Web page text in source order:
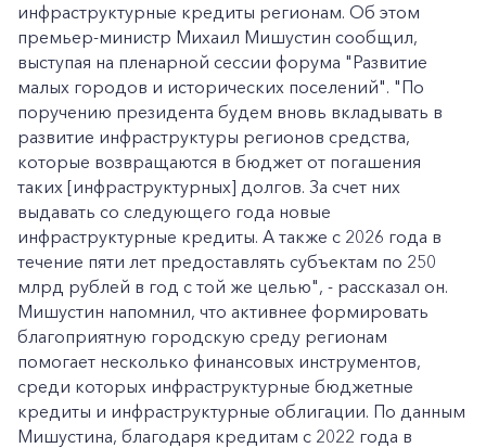
инфраструктурные кредиты регионам. Об этом
премьер-министр Михаил Мишустин сообщил,
выступая на пленарной сессии форума "Развитие
малых городов и исторических поселений". "По
поручению президента будем вновь вкладывать в
развитие инфраструктуры регионов средства,
которые возвращаются в бюджет от погашения
таких [инфраструктурных] долгов. За счет них
выдавать со следующего года новые
инфраструктурные кредиты. А также с 2026 года в
течение пяти лет предоставлять субъектам по 250
млрд рублей в год с той же целью", - рассказал он.
Мишустин напомнил, что активнее формировать
благоприятную городскую среду регионам
помогает несколько финансовых инструментов,
среди которых инфраструктурные бюджетные
кредиты и инфраструктурные облигации. По данным
Мишустина, благодаря кредитам с 2022 года в